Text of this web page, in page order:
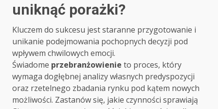
uniknąć porażki?
Kluczem do sukcesu jest staranne przygotowanie i
unikanie podejmowania pochopnych decyzji pod
wpływem chwilowych emocji.
Świadome przebranżowienie to proces, który
wymaga dogłębnej analizy własnych predyspozycji
oraz rzetelnego zbadania rynku pod kątem nowych
możliwości. Zastanów się, jakie czynności sprawiają